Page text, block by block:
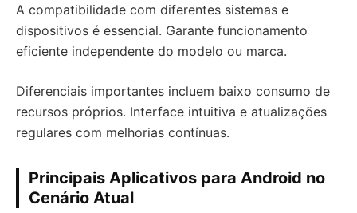
A compatibilidade com diferentes sistemas e
dispositivos é essencial. Garante funcionamento
eficiente independente do modelo ou marca.
Diferenciais importantes incluem baixo consumo de
recursos próprios. Interface intuitiva e atualizações
regulares com melhorias contínuas.
Principais Aplicativos para Android no
Cenário Atual